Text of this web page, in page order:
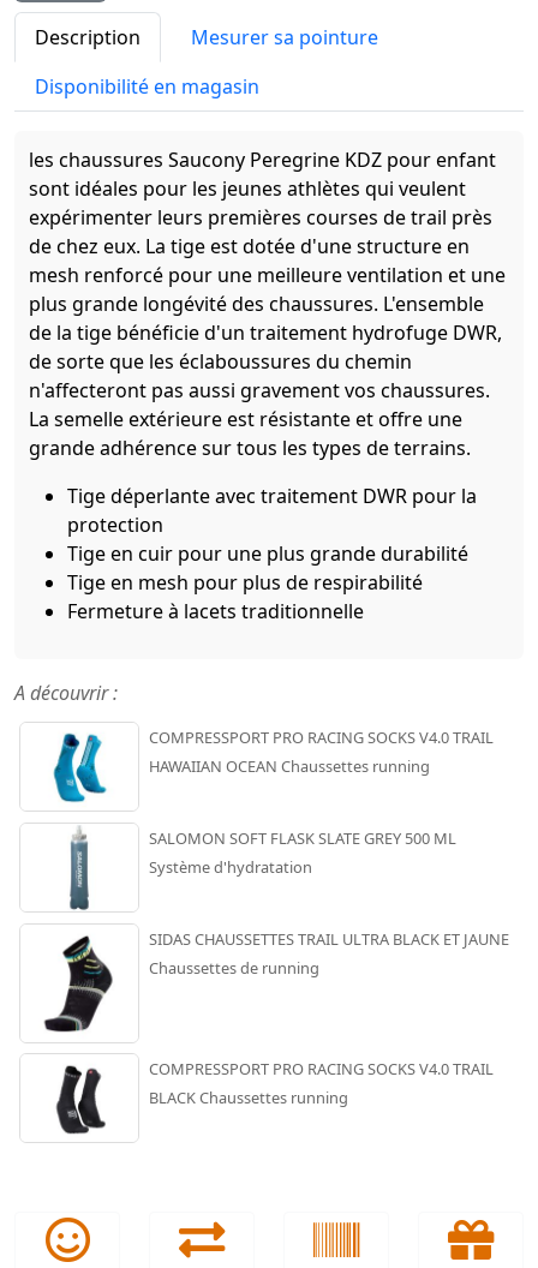
Description
Mesurer sa pointure
Disponibilité en magasin
les chaussures Saucony Peregrine KDZ pour enfant
sont idéales pour les jeunes athlètes qui veulent
expérimenter leurs premières courses de trail près
de chez eux. La tige est dotée d'une structure en
mesh renforcé pour une meilleure ventilation et une
plus grande longévité des chaussures. L'ensemble
de la tige bénéficie d'un traitement hydrofuge DWR,
de sorte que les éclaboussures du chemin
n'affecteront pas aussi gravement vos chaussures.
La semelle extérieure est résistante et offre une
grande adhérence sur tous les types de terrains.
Tige déperlante avec traitement DWR pour la
protection
Tige en cuir pour une plus grande durabilité
Tige en mesh pour plus de respirabilité
Fermeture à lacets traditionnelle
A découvrir :
COMPRESSPORT PRO RACING SOCKS V4.0 TRAIL
HAWAIIAN OCEAN Chaussettes running
SALOMON SOFT FLASK SLATE GREY 500 ML
Système d'hydratation
SIDAS CHAUSSETTES TRAIL ULTRA BLACK ET JAUNE
Chaussettes de running
COMPRESSPORT PRO RACING SOCKS V4.0 TRAIL
BLACK Chaussettes running